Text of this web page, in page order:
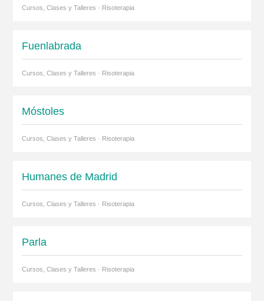
Cursos, Clases y Talleres · Risoterapia
Fuenlabrada
Cursos, Clases y Talleres · Risoterapia
Móstoles
Cursos, Clases y Talleres · Risoterapia
Humanes de Madrid
Cursos, Clases y Talleres · Risoterapia
Parla
Cursos, Clases y Talleres · Risoterapia